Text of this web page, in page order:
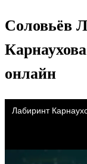
Соловьёв
Карнаухова
онлайн